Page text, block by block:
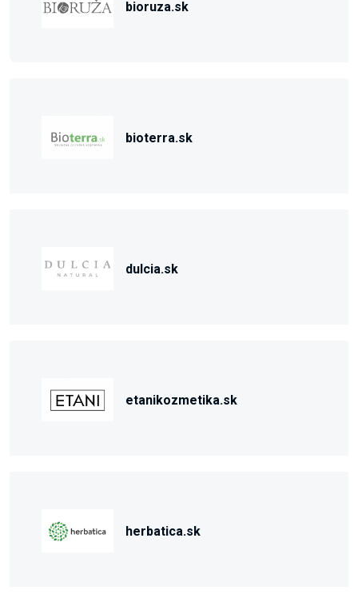
bioruza.sk
bioterra.sk
dulcia.sk
etanikozmetika.sk
herbatica.sk